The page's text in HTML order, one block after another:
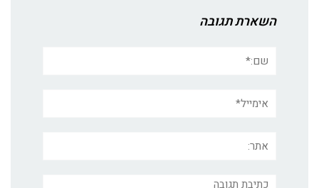
השארת תגובה
תגובה